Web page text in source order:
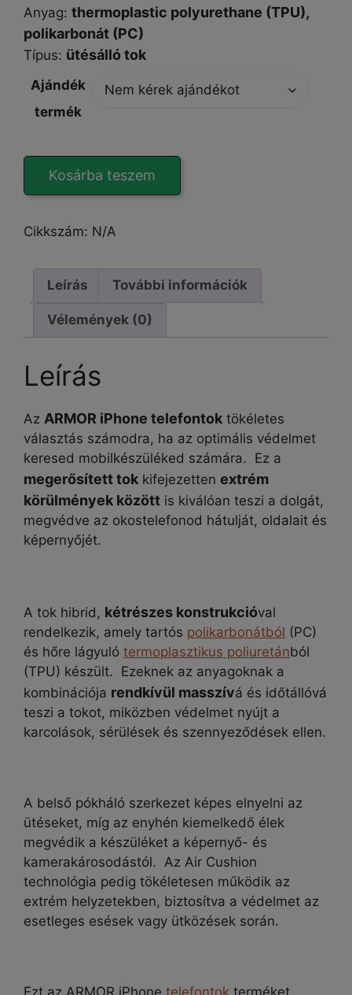
Anyag: thermoplastic polyurethane (TPU),
polikarbonát (PC)
Típus: ütésálló tok
Ajándék
termék
SuperSimple
Armor
12
mennyiség
Kosárba teszem
Cikkszám: N/A
Leírás További információk
Vélemények (0)
Leírás
Az ARMOR iPhone telefontok tökéletes
választás számodra, ha az optimális védelmet
keresed mobilkészüléked számára. Ez a
megerősített tok kifejezetten extrém
körülmények között is kiválóan teszi a dolgát,
megvédve az okostelefonod hátulját, oldalait és
képernyőjét.
A tok hibrid, kétrészes konstrukcióval
rendelkezik, amely tartós polikarbonátból (PC)
és hőre lágyuló termoplasztikus poliuretánból
(TPU) készült. Ezeknek az anyagoknak a
kombinációja rendkívül masszívá és időtállóvá
teszi a tokot, miközben védelmet nyújt a
karcolások, sérülések és szennyeződések ellen.
A belső pókháló szerkezet képes elnyelni az
ütéseket, míg az enyhén kiemelkedő élek
megvédik a készüléket a képernyő- és
kamerakárosodástól. Az Air Cushion
technológia pedig tökéletesen működik az
extrém helyzetekben, biztosítva a védelmet az
esetleges esések vagy ütközések során.
Ezt az ARMOR iPhone telefontok terméket